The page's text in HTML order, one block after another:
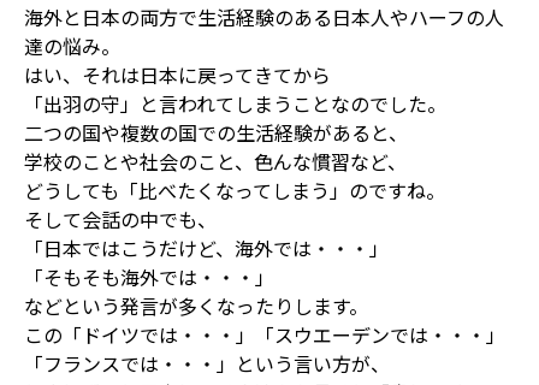
海外と日本の両方で生活経験のある日本人やハーフの人
達の悩み。
はい、それは日本に戻ってきてから
「出羽の守」と言われてしまうことなのでした。
二つの国や複数の国での生活経験があると、
学校のことや社会のこと、色んな慣習など、
どうしても「比べたくなってしまう」のですね。
そして会話の中でも、
「日本ではこうだけど、海外では・・・」
「そもそも海外では・・・」
などという発言が多くなったりします。
この「ドイツでは・・・」「スウエーデンでは・・・」
「フランスでは・・・」という言い方が、